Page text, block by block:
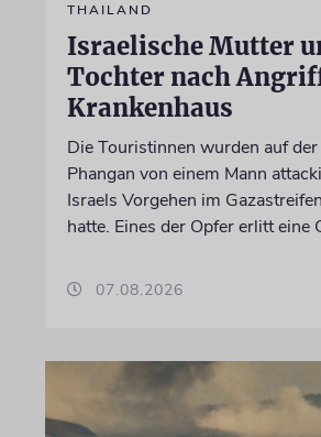
THAILAND
Israelische Mutter
Tochter nach
Krankenhaus
Die Touristinnen wurden auf der
Phangan von einem Mann
Israels Vorgehen im
hatte. Eines der Opfer erlitt eine
07.08.2026